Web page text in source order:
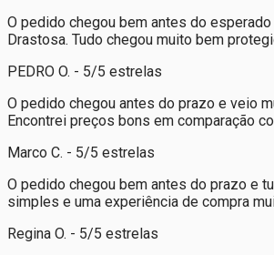
O pedido chegou bem antes do
Drastosa. Tudo chegou muito bem
PEDRO O. - 5/5 estrelas
O pedido chegou antes do prazo e veio
Encontrei preços bons em comparação
Marco C. - 5/5 estrelas
O pedido chegou bem antes do prazo e
simples e uma experiência de compra
Regina O. - 5/5 estrelas